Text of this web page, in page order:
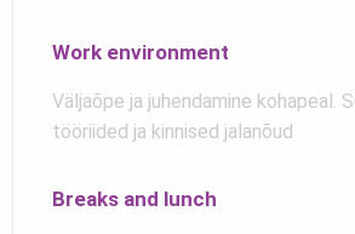
Work environment
Väljaõpe ja juhendamine kohapeal.
tööriided ja kinnised jalanõud
Breaks and lunch